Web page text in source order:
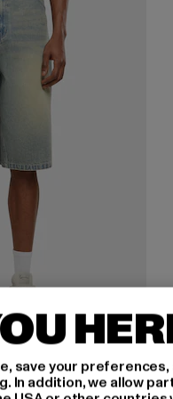
KM242-050-1 Karl Kani OG Denim Baggy Jorts
save your
addition, we allow